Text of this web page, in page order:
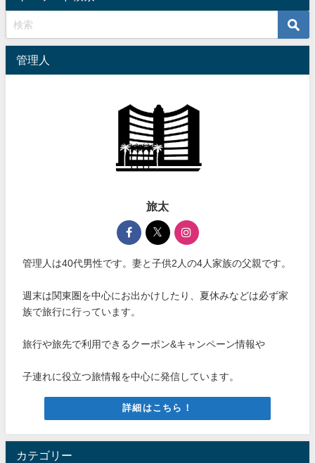
管理人
旅太
管理人は40代男性です。妻と子供2人の4人家族の父親です。
週末は関東圏を中心にお出かけしたり、夏休みなどは必ず家
族で旅行に行っています。
旅行や旅先で利用できるクーポン&キャンペーン情報や
子連れに役立つ旅情報を中心に発信しています。
詳細はこちら！
カテゴリー